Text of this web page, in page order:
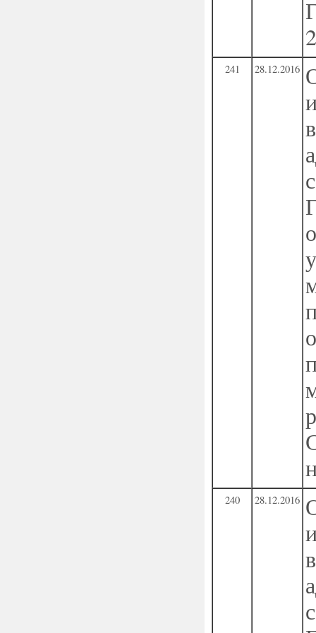
241 28.12.2016
240 28.12.2016